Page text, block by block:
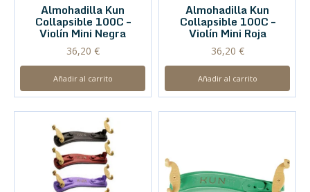
Almohadilla Kun
Collapsible 100C –
Violín Mini Negra
36,20 €
Añadir al carrito
Almohadilla Kun
Collapsible 100C –
Violín Mini Roja
36,20 €
Añadir al carrito